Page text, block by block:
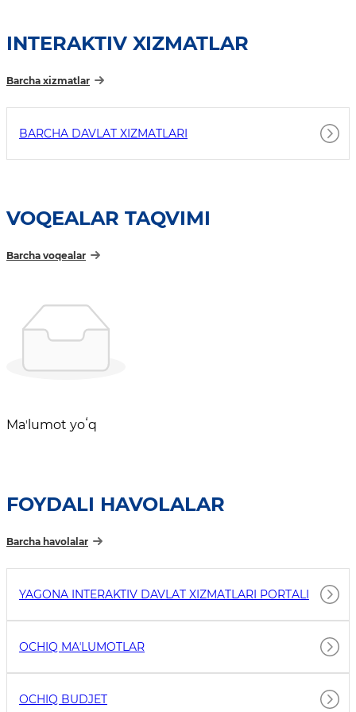
INTERAKTIV XIZMATLAR
Barcha xizmatlar
BARCHA DAVLAT XIZMATLARI
VOQEALAR TAQVIMI
Barcha voqealar
Maʼlumot yoʻq
FOYDALI HAVOLALAR
Barcha havolalar
YAGONA INTERAKTIV DAVLAT XIZMATLARI PORTALI
OCHIQ MAʼLUMOTLAR
OCHIQ BUDJET